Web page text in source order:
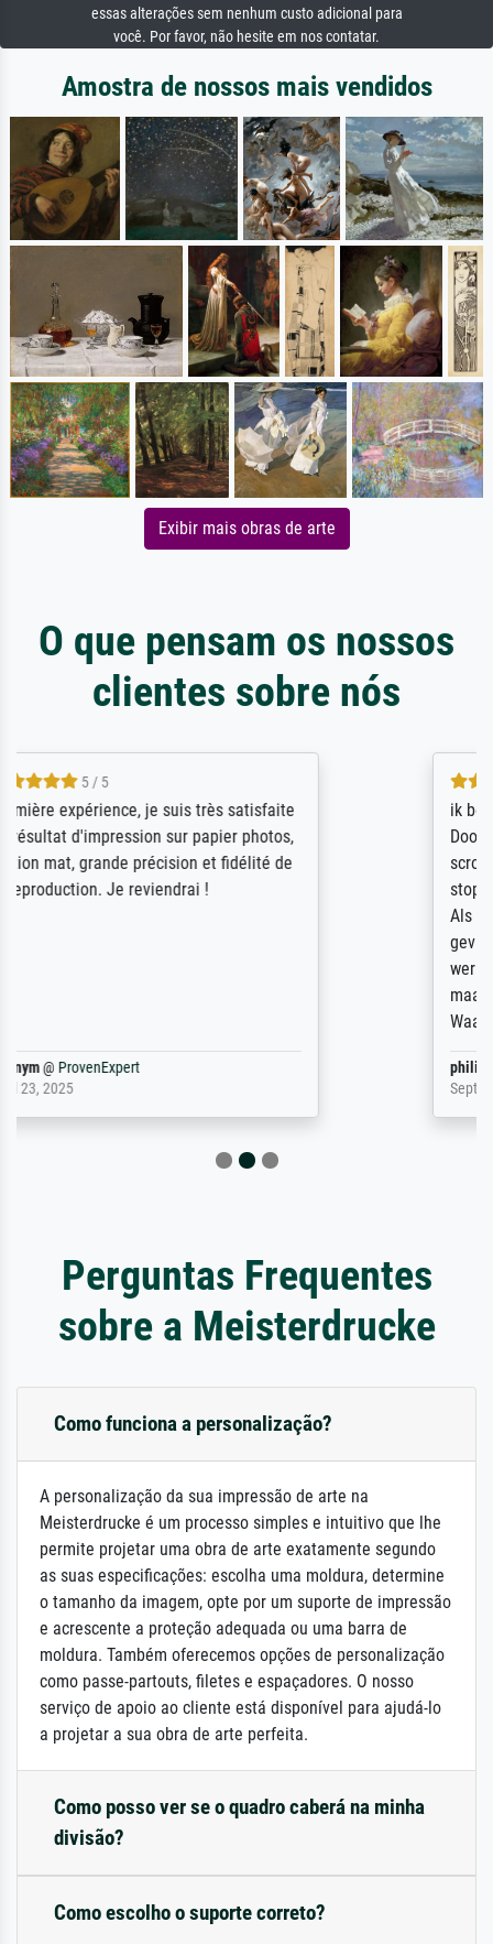
essas alterações sem nenhum custo adicional para
você. Por favor, não hesite em nos contatar.
Amostra de nossos mais vendidos
Exibir mais obras de arte
O que pensam os nossos
clientes sobre nós
ik beoordeel Meisterdrucke zeer positief.
Door de 69505 beschikbare kunstenaars
scrollen is echter onbegonnen werk (na
stoppen begint het weer van voor af aan).
philip@
Perguntas Frequentes
sobre a Meisterdrucke
Como funciona a personalização?
A personalização da sua impressão de arte na
Meisterdrucke é um processo simples e intuitivo que lhe
permite projetar uma obra de arte exatamente segundo
as suas especificações: escolha uma moldura, determine
o tamanho da imagem, opte por um suporte de impressão
e acrescente a proteção adequada ou uma barra de
moldura. Também oferecemos opções de personalização
como passe-partouts, filetes e espaçadores. O nosso
serviço de apoio ao cliente está disponível para ajudá-lo
a projetar a sua obra de arte perfeita.
Como posso ver se o quadro caberá na minha
divisão?
Como escolho o suporte correto?